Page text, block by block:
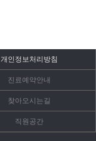
개인정보처리방침
진료예약안내
찾아오시는길
직원공간